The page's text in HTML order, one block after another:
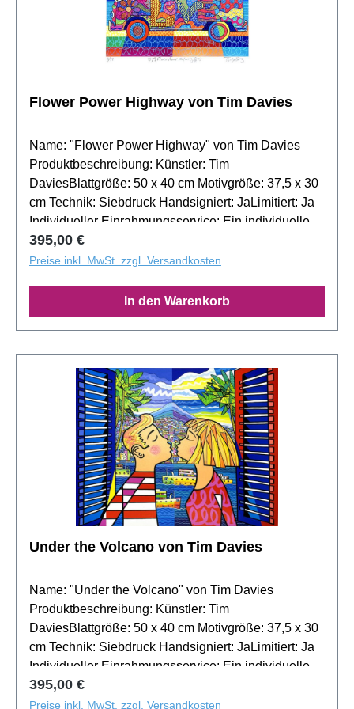
Flower Power Highway von Tim Davies
Name: "Flower Power Highway" von Tim Davies
Produktbeschreibung: Künstler: Tim
DaviesBlattgröße: 50 x 40 cm Motivgröße: 37,5 x 30
cm Technik: Siebdruck Handsigniert: JaLimitiert: Ja
Individueller Einrahmungsservice: Ein individueller
Rahmen kann die Wärme und Energie von "Sunset
Surf" einfangen. Besuchen Sie unsere
Exklusiver Service für Sie: Nutzen Sie unseren
Fotomontage-Service, um "Sunset Surf" in Ihrem
Heim zu visualisieren. Kontaktieren Sie uns für eine
individuelle Simulation. Über den Künstler:
Entdecken Sie mehr von Tim Davies, dessen Werke
durch eine leidenschaftliche Darstellung von
Bewegung und Freude bestechen, auf seiner
Profilseite.
Regulärer Preis:
395,00 €
Preise inkl. MwSt. zzgl. Versandkosten
In den Warenkorb
Under the Volcano von Tim Davies
Name: "Under the Volcano" von Tim Davies
Produktbeschreibung: Künstler: Tim
DaviesBlattgröße: 50 x 40 cm Motivgröße: 37,5 x 30
cm Technik: Siebdruck Handsigniert: JaLimitiert: Ja
Individueller Einrahmungsservice: Ein individueller
Rahmen kann die Wärme und Energie von "Sunset
Surf" einfangen. Besuchen Sie unsere
Regulärer Preis:
395,00 €
Preise inkl. MwSt. zzgl. Versandkosten